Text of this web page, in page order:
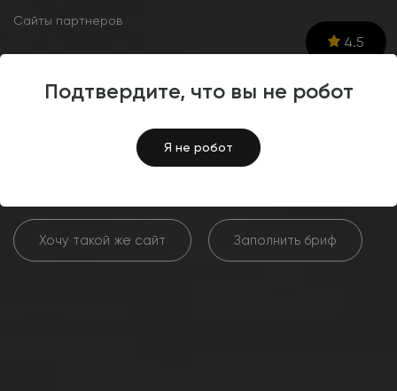
Подтвердите, что вы не робот
Я не робот
Сайты партнеров
Разработка сайта для
«Традиция»
Хочу такой же сайт Заполнить бриф
4.5